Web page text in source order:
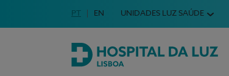
Escolha o seu idioma
Idioma em Português
PT English Language
EN UNIDADES LUZ SAÚDE
Hospital da Luz Lisboa